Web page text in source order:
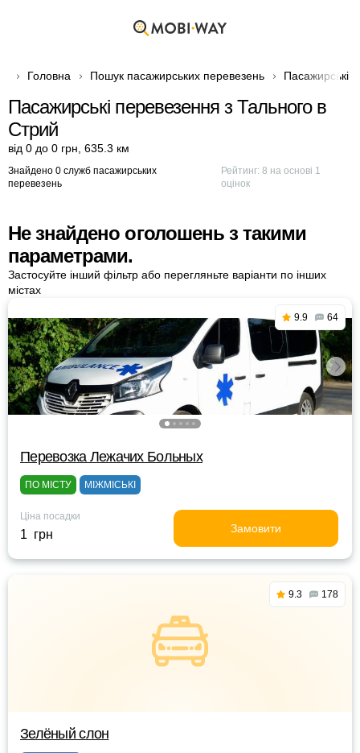
Головна Пошук пасажирських перевезень Пасажирські
Пасажирські перевезення з Тального в
Стрий
від 0 до 0 грн 635.3 км
Знайдено 0 служб пасажирських
перевезень
Рейтинг:8 на основі 1
оцінок
Не знайдено оголошень з такими
параметрами.
Застосуйте інший фільтр або перегляньте варіанти по інших
містах
9.9 64
Перевозка Лежачих Больных
ПО МІСТУ МІЖМІСЬКІ
Ціна посадки
1 грн Замовити
9.3 178
Зелёный слон